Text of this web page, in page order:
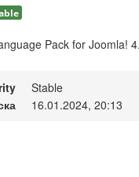
Pack for Joomla!
Stable
16.01.2024, 20:13